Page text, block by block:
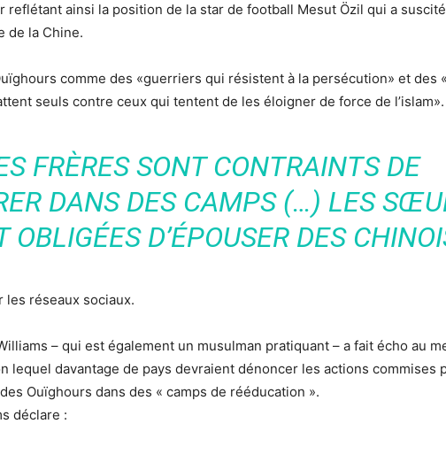
reflétant ainsi la position de la star de football Mesut Özil qui a
de la Chine.
comme des «guerriers qui résistent à la persécution» et des
seuls contre ceux qui tentent de les éloigner de force de l’islam».
FRÈRES SONT CONTRAINTS DE
DANS DES CAMPS (…) LES
OBLIGÉES D’ÉPOUSER DES
les réseaux sociaux.
– qui est également un musulman pratiquant – a fait écho au
lequel davantage de pays devraient dénoncer les actions commises
Ouïghours dans des « camps de rééducation ».
déclare :